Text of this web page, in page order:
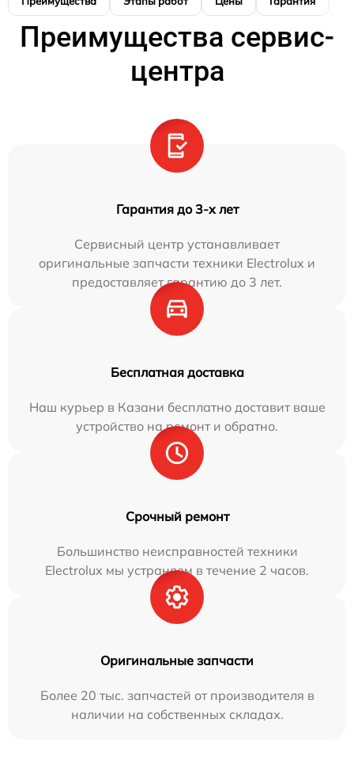
Преимущества сервис-
центра
Гарантия до 3-х лет
Сервисный центр устанавливает
оригинальные запчасти техники Electrolux и
предоставляет гарантию до 3 лет.
Бесплатная доставка
Наш курьер в Казани бесплатно доставит ваше
устройство на ремонт и обратно.
Срочный ремонт
Большинство неисправностей техники
Electrolux мы устраняем в течение 2 часов.
Оригинальные запчасти
Более 20 тыс. запчастей от производителя в
наличии на собственных складах.